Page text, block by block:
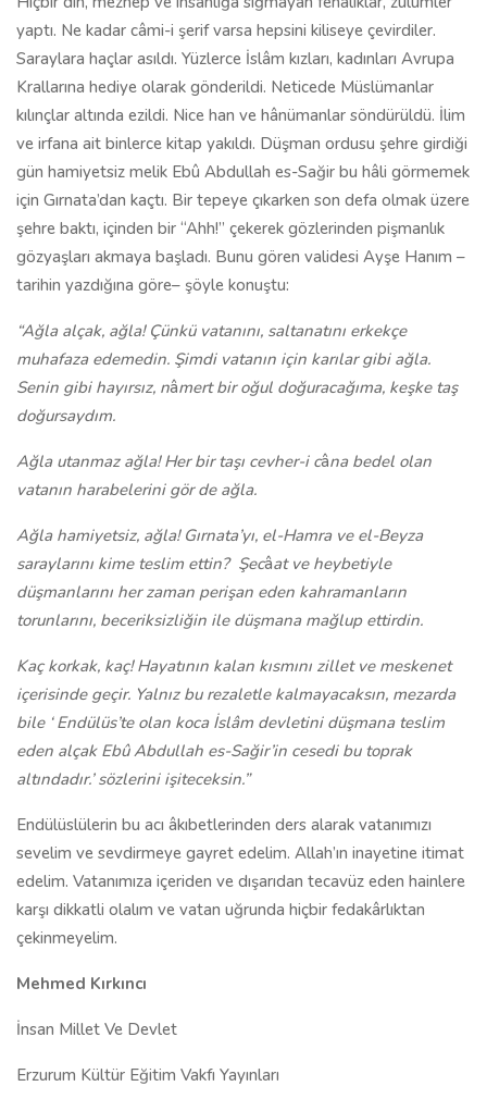
yaptı. Ne kadar câmi-i şerif varsa hepsini kiliseye çevirdiler.
Saraylara haçlar asıldı. Yüzlerce İslâm kızları, kadınları Avrupa
Krallarına hediye olarak gönderildi. Neticede Müslümanlar
kılınçlar altında ezildi. Nice han ve hânümanlar söndürüldü. İlim
ve irfana ait binlerce kitap yakıldı. Düşman ordusu şehre girdiği
gün hamiyetsiz melik Ebû Abdullah es-Sağir bu hâli görmemek
için Gırnata’dan kaçtı. Bir tepeye çıkarken son defa olmak üzere
şehre baktı, içinden bir “Ahh!” çekerek gözlerinden pişmanlık
gözyaşları akmaya başladı. Bunu gören validesi Ayşe Hanım –
tarihin yazdığına göre– şöyle konuştu:
“Ağla alçak, ağla! Çünkü vatanını, saltanatını erkekçe
muhafaza edemedin. Şimdi vatanın için karılar gibi ağla.
Senin gibi hayırsız, nâmert bir oğul doğuracağıma, keşke taş
doğursaydım.
Ağla utanmaz ağla! Her bir taşı cevher-i câna bedel olan
vatanın harabelerini gör de ağla.
Ağla hamiyetsiz, ağla! Gırnata’yı, el-Hamra ve el-Beyza
saraylarını kime teslim ettin? Şecâat ve heybetiyle
düşmanlarını her zaman perişan eden kahramanların
torunlarını, beceriksizliğin ile düşmana mağlup ettirdin.
Kaç korkak, kaç! Hayatının kalan kısmını zillet ve meskenet
içerisinde geçir. Yalnız bu rezaletle kalmayacaksın, mezarda
bile ‘ Endülüs’te olan koca İslâm devletini düşmana teslim
eden alçak Ebû Abdullah es-Sağir’in cesedi bu toprak
altındadır.’ sözlerini işiteceksin.”
Endülüslülerin bu acı âkıbetlerinden ders alarak vatanımızı
sevelim ve sevdirmeye gayret edelim. Allah’ın inayetine itimat
edelim. Vatanımıza içeriden ve dışarıdan tecavüz eden hainlere
karşı dikkatli olalım ve vatan uğrunda hiçbir fedakârlıktan
çekinmeyelim.
Mehmed Kırkıncı
İnsan Millet Ve Devlet
Erzurum Kültür Eğitim Vakfı Yayınları